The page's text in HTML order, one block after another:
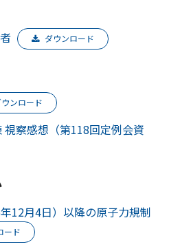
ダウンロード
ンロード
察感想（第118回定例会資
12月4日）以降の原子力規制
ード